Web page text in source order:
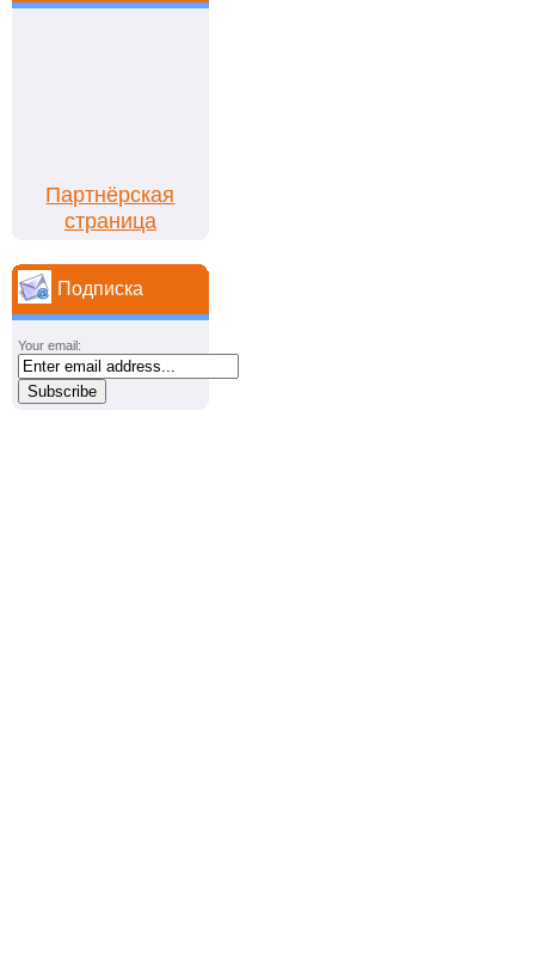
Партнёрская
страница
Подписка
Your email: